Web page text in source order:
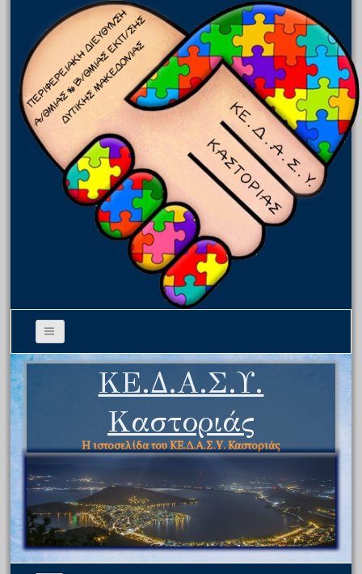
ΚΕ.Δ.Α.Σ.Υ.
Καστοριάς
Η ιστοσελίδα του ΚΕ.Δ.Α.Σ.Υ. Καστοριάς